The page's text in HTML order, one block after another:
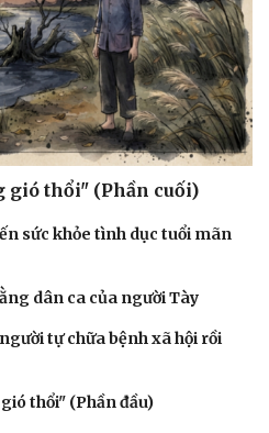
gió thổi" (Phần cuối)
sức khỏe tình dục tuổi mãn
dân ca của người Tày
tự chữa bệnh xã hội rồi
thổi" (Phần đầu)